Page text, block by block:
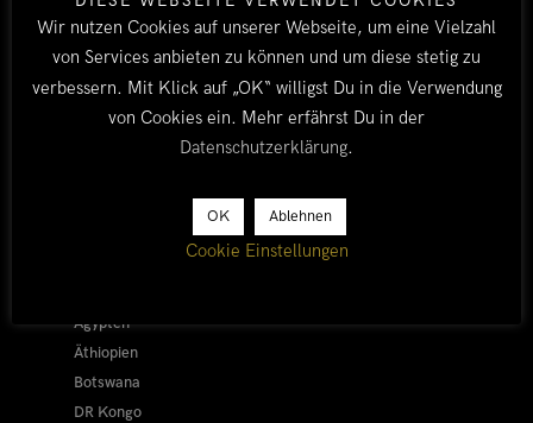
Ägypten
Äthiopien
Botswana
DR Kongo
Wir nutzen Cookies auf unserer Webseite, um eine Vielzahl
von Services anbieten zu können und um diese stetig zu
verbessern. Mit Klick auf „OK“ willigst Du in die Verwendung
von Cookies ein. Mehr erfährst Du in der
Datenschutzerklärung.
OK Ablehnen
Cookie Einstellungen